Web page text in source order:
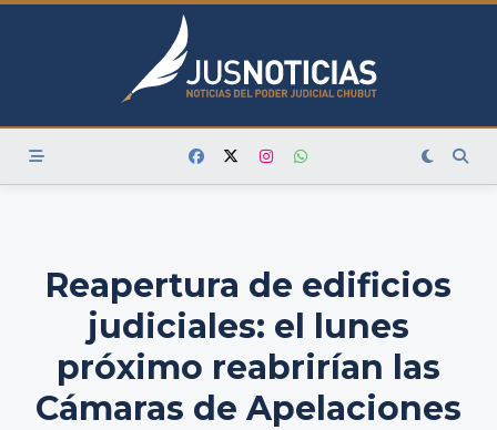
Skip
Reapertura de edificios
judiciales: el lunes
próximo reabrirían las
Cámaras de Apelaciones